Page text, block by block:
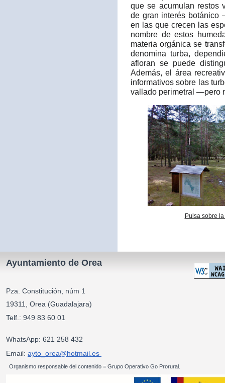
que se acumulan restos
de gran interés botánico
en las que crecen las
nombre de estos
materia orgánica se
denomina turba,
afloran se puede
Además, el área
informativos sobre las
vallado perimetral —pero
Pulsa sobre
Ayuntamiento de Orea
Pza. Constitución, núm 1
19311, Orea (Guadalajara)
Telf.: 949 83 60 01
WhatsApp: 621 258 432
Email: ayto_orea@hotmail.es
Organismo responsable del contenido = Grupo Operativo Go Prorural.